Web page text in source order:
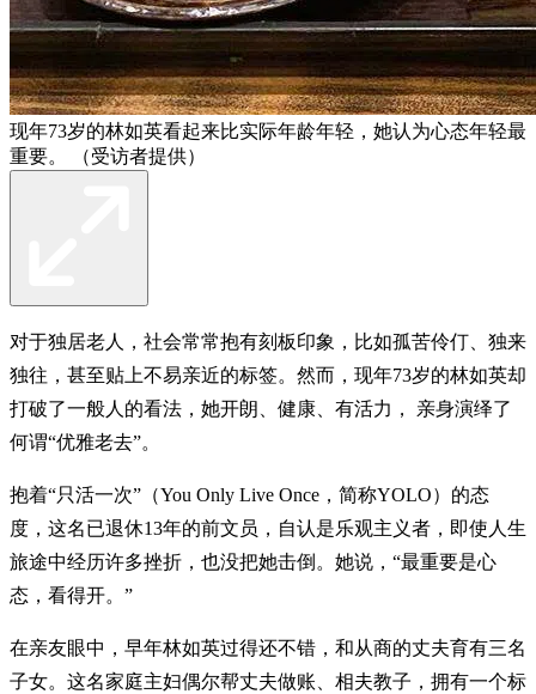
现年73岁的林如英看起来比实际年龄年轻，她认为心态年轻最
重要。 （受访者提供）
对于独居老人，社会常常抱有刻板印象，比如孤苦伶仃、独来
独往，甚至贴上不易亲近的标签。然而，现年73岁的林如英却
打破了一般人的看法，她开朗、健康、有活力， 亲身演绎了
何谓“优雅老去”。
抱着“只活一次”（You Only Live Once，简称YOLO）的态
度，这名已退休13年的前文员，自认是乐观主义者，即使人生
旅途中经历许多挫折，也没把她击倒。她说，“最重要是心
态，看得开。”
在亲友眼中，早年林如英过得还不错，和从商的丈夫育有三名
子女。这名家庭主妇偶尔帮丈夫做账、相夫教子，拥有一个标